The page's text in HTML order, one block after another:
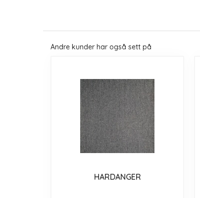
Andre kunder har også sett på
HARDANGER